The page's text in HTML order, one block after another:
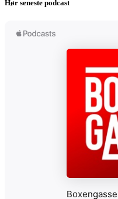
Hør seneste podcast